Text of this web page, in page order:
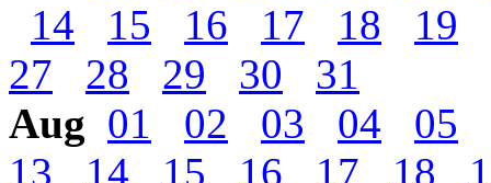
14
15 16 17 18
19
27
28 29 30
31
Aug 01 02 03 04
05
13
14 15 16 17 18